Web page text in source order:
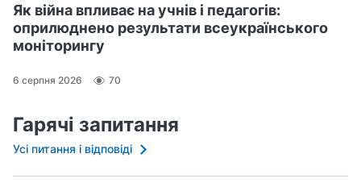
Як війна впливає на учнів і педагогів:
оприлюднено результати всеукраїнського
моніторингу
6 серпня 2026 70
Гарячі запитання
Усі питання і відповіді